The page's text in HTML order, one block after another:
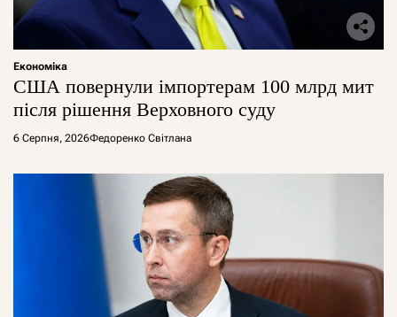
Економіка
США повернули імпортерам 100 млрд мит
після рішення Верховного суду
6 Серпня, 2026Федоренко Світлана